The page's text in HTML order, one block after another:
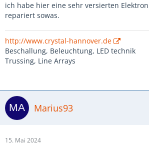
ich habe hier eine sehr versierten
repariert sowas.
http://www.crystal-hannover.de
Beschallung, Beleuchtung, LED technik
Trussing, Line Arrays
Marius93
15. Mai 2024